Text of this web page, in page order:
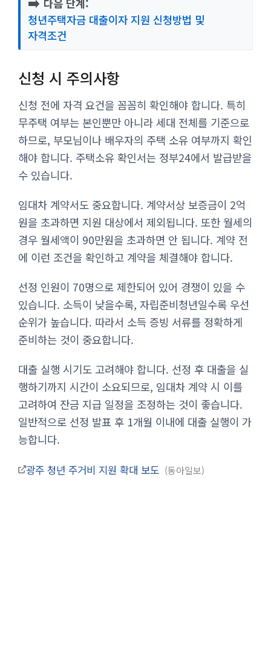
다음 단계:
청년주택자금 대출이자 지원 신청방법 및
자격조건
신청 시 주의사항
신청 전에 자격 요건을 꼼꼼히 확인해야 합니다. 특히
무주택 여부는 본인뿐만 아니라 세대 전체를 기준으로
하므로, 부모님이나 배우자의 주택 소유 여부까지 확인
해야 합니다. 주택소유 확인서는 정부24에서 발급받을
수 있습니다.
임대차 계약서도 중요합니다. 계약서상 보증금이 2억
원을 초과하면 지원 대상에서 제외됩니다. 또한 월세의
경우 월세액이 90만원을 초과하면 안 됩니다. 계약 전
에 이런 조건을 확인하고 계약을 체결해야 합니다.
선정 인원이 70명으로 제한되어 있어 경쟁이 있을 수
있습니다. 소득이 낮을수록, 자립준비청년일수록 우선
순위가 높습니다. 따라서 소득 증빙 서류를 정확하게
준비하는 것이 중요합니다.
대출 실행 시기도 고려해야 합니다. 선정 후 대출을 실
행하기까지 시간이 소요되므로, 임대차 계약 시 이를
고려하여 잔금 지급 일정을 조정하는 것이 좋습니다.
일반적으로 선정 발표 후 1개월 이내에 대출 실행이 가
능합니다.
광주 청년 주거비 지원 확대 보도 동아일보